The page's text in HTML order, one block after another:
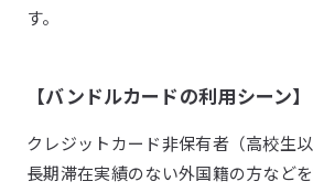
す。
【バンドルカードの利用シーン】
クレジットカード非保有者（高校生
長期滞在実績のない外国籍の方など